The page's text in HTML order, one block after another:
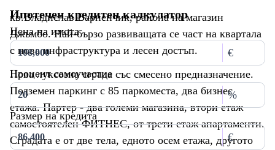
кв.Владислав Варненчик, района на магазин
Джъмбо. Най-бързо развиващата се част на квартала
с нова инфраструктура и лесен достъп.
Нова луксозна сграда със смесено предназначение.
Подземен паркинг с 85 паркоместа, два бизнес
етажа. Партер - два големи магазина, втори етаж
самостоятелен ФИТНЕС, от трети етаж апартаменти.
Сградата е от две тела, едното осем етажа, другото
Ипотечен кредитен калкулатор
Цена на имота
€
Процент самоучастие
%
Размер на кредита
€